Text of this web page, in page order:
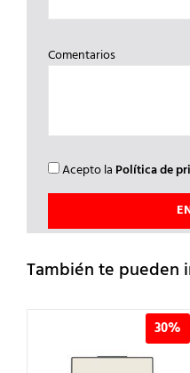
Comentarios
Acepto la Política de
También te pueden
30%